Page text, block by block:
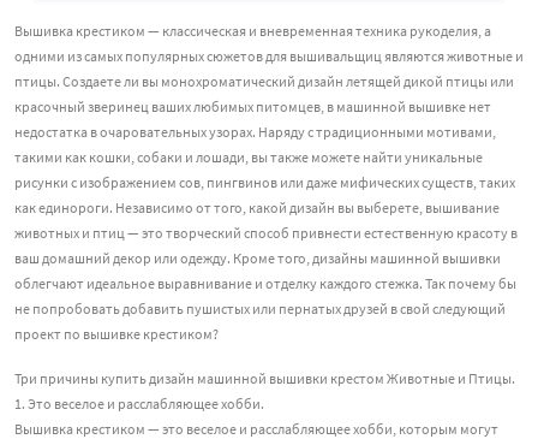
Вышивка крестиком — классическая и вневременная техника рукоделия, а
одними из самых популярных сюжетов для вышивальщиц являются животные и
птицы. Создаете ли вы монохроматический дизайн летящей дикой птицы или
красочный зверинец ваших любимых питомцев, в машинной вышивке нет
недостатка в очаровательных узорах. Наряду с традиционными мотивами,
такими как кошки, собаки и лошади, вы также можете найти уникальные
рисунки с изображением сов, пингвинов или даже мифических существ, таких
как единороги. Независимо от того, какой дизайн вы выберете, вышивание
животных и птиц — это творческий способ привнести естественную красоту в
ваш домашний декор или одежду. Кроме того, дизайны машинной вышивки
облегчают идеальное выравнивание и отделку каждого стежка. Так почему бы
не попробовать добавить пушистых или пернатых друзей в свой следующий
проект по вышивке крестиком?
Три причины купить дизайн машинной вышивки крестом Животные и Птицы.
1. Это веселое и расслабляющее хобби.
Вышивка крестиком — это веселое и расслабляющее хобби, которым могут